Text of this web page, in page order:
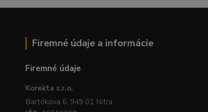
Firemné údaje a informácie
Firemné údaje
Korekta s.r.o.
Bartókova 6, 949 01 Nitra